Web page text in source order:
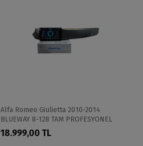
Alfa Romeo Giulietta 2010-2014
BLUEWAY 8-128 TAM PROFESYONEL
OEM MULTİMEDİA
18.999,00 TL